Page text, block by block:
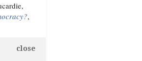
,
close